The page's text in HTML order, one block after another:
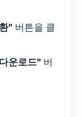
" 버튼을 클
운로드" 버